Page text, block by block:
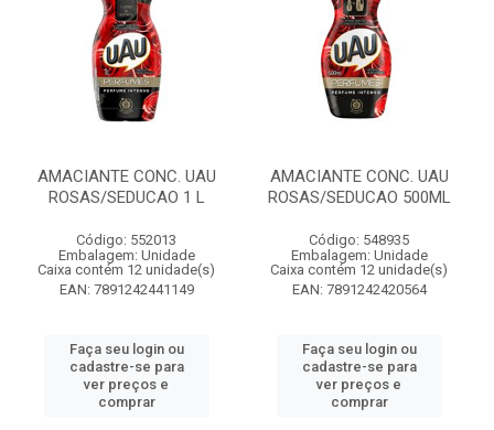
AMACIANTE CONC. UAU
ROSAS/SEDUCAO 1 L
Código: 552013
Embalagem: Unidade
Caixa contém 12 unidade(s)
EAN: 7891242441149
Faça seu login ou
cadastre-se para
ver preços e
comprar
AMACIANTE CONC. UAU
ROSAS/SEDUCAO 500ML
Código: 548935
Embalagem: Unidade
Caixa contém 12 unidade(s)
EAN: 7891242420564
Faça seu login ou
cadastre-se para
ver preços e
comprar